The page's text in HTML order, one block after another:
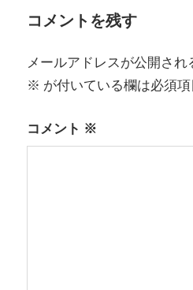
ゲ
ー
シ
ン
コメントを残す
メールアドレスが公開され
※ が付いている欄は必須
コメント ※